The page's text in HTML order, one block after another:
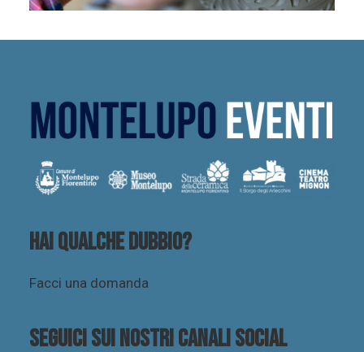
Hai qualche dubbio?
Facci una domanda
Seguici sui nostri canali social